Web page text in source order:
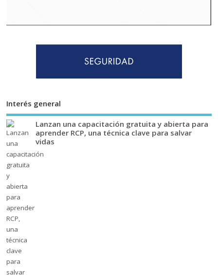
Interés general
Lanzan una capacitación gratuita y abierta para
aprender RCP, una técnica clave para salvar
vidas